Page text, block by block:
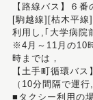
【路線バス】６番
[駒越線][枯木平
利用し,｢大学病院
※4月～11月の10
時までは，
【土手町循環バス
（10分間隔で運
■タクシー利用の